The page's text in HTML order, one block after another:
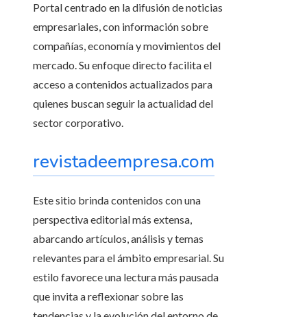
Portal centrado en la difusión de noticias
empresariales, con información sobre
compañías, economía y movimientos del
mercado. Su enfoque directo facilita el
acceso a contenidos actualizados para
quienes buscan seguir la actualidad del
sector corporativo.
revistadeempresa.com
Este sitio brinda contenidos con una
perspectiva editorial más extensa,
abarcando artículos, análisis y temas
relevantes para el ámbito empresarial. Su
estilo favorece una lectura más pausada
que invita a reflexionar sobre las